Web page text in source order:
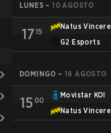
LUNES – 10 AGOSTO
17 15
Natus Vincere
G2 Esports
DOMINGO – 16 AGOSTO
15 00
Movistar KOI
Natus Vincere